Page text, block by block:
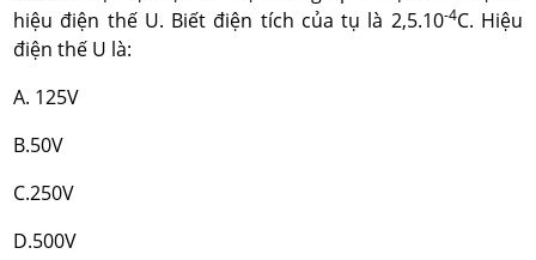
hiệu điện thế U. Biết điện tích của tụ là 2,5.10-4C. Hiệu
điện thế U là:
A. 125V
B.50V
C.250V
D.500V